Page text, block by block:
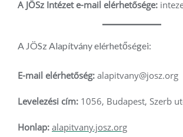
A JÖSz Intézet e-mail elérhetősége:
A JÖSz Alapítvány elérhetőségei:
E-mail elérhetőség: alapitvany@josz.org
Levelezési cím: 1056, Budapest, Szerb
Honlap: alapitvany.josz.org